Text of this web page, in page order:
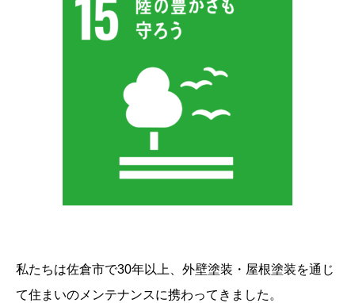
私たちは佐倉市で30年以上、外壁塗装・屋根塗装を通じ
て住まいのメンテナンスに携わってきました。